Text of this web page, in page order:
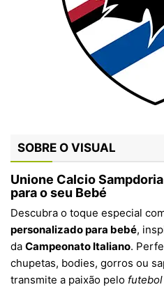
SOBRE O VISUAL
Unione Calcio
para o seu Bebé
Descubra o toque especial
personalizado para bebé,
da Campeonato Italiano.
chupetas, bodies, gorros ou
transmite a paixão pelo futebol